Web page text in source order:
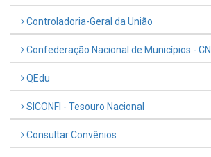
Controladoria-Geral da União
Confederação Nacional de Municípios -
QEdu
SICONFI - Tesouro Nacional
Consultar Convênios